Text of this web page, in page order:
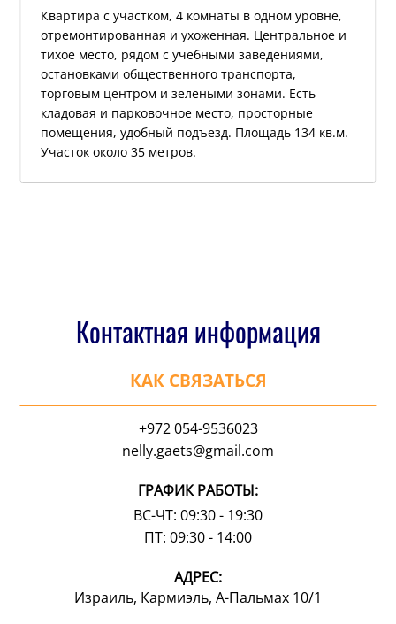
Квартира с участком, 4 комнаты в одном уровне,
отремонтированная и ухоженная. Центральное и
тихое место, рядом с учебными заведениями,
остановками общественного транспорта,
торговым центром и зелеными зонами. Есть
кладовая и парковочное место, просторные
помещения, удобный подъезд. Площадь 134 кв.м.
Участок около 35 метров.
Контактная информация
КАК СВЯЗАТЬСЯ
+972 054-9536023
nelly.gaets@gmail.com
ГРАФИК РАБОТЫ:
ВС-ЧТ: 09:30 - 19:30
ПТ: 09:30 - 14:00
АДРЕС:
Израиль, Кармиэль, А-Пальмах 10/1